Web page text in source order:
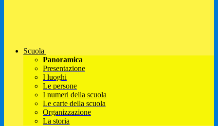
Scuola
Panoramica
Presentazione
I luoghi
Le persone
I numeri della scuola
Le carte della scuola
Organizzazione
La storia